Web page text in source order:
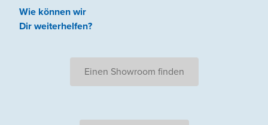
Wie können wir
Dir weiterhelfen?
Einen Showroom finden